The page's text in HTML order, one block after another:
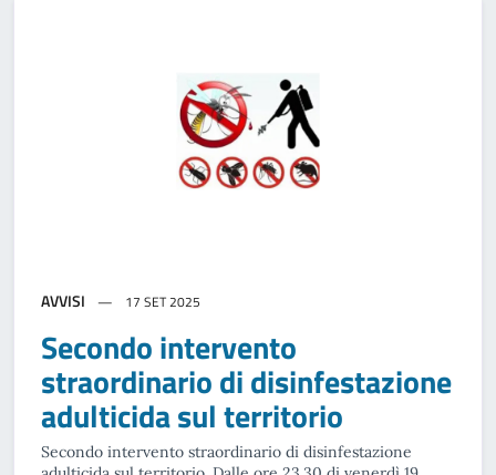
AVVISI 17 SET 2025
Secondo intervento
straordinario di disinfestazione
adulticida sul territorio
Secondo intervento straordinario di disinfestazione